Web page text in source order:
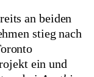
an beiden
stieg nach
ein und